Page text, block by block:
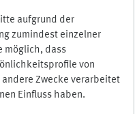
aufgrund der
zumindest einzelner
möglich, dass
von
Zwecke verarbeitet
Einfluss haben.